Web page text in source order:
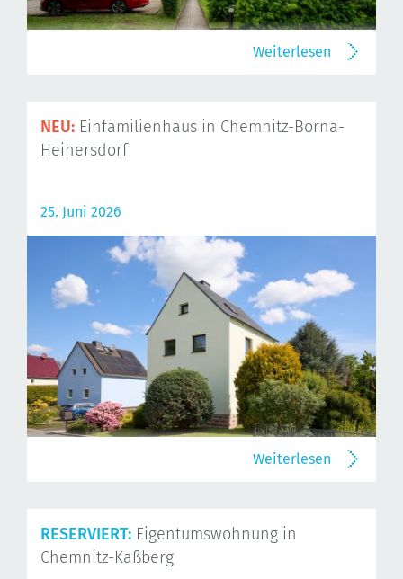
Weiterlesen
NEU: Einfamilienhaus in Chemnitz-Borna-
Heinersdorf
25. Juni 2026
Weiterlesen
RESERVIERT: Eigentumswohnung in
Chemnitz-Kaßberg